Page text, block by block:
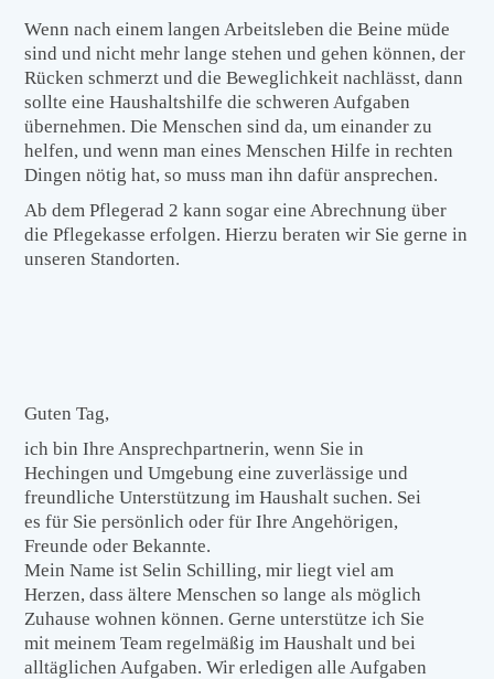
Wenn nach einem langen Arbeitsleben die Beine müde
sind und nicht mehr lange stehen und gehen können, der
Rücken schmerzt und die Beweglichkeit nachlässt, dann
sollte eine Haushaltshilfe die schweren Aufgaben
übernehmen. Die Menschen sind da, um einander zu
helfen, und wenn man eines Menschen Hilfe in rechten
Dingen nötig hat, so muss man ihn dafür ansprechen.
Ab dem Pflegerad 2 kann sogar eine Abrechnung über
die Pflegekasse erfolgen. Hierzu beraten wir Sie gerne in
unseren Standorten.
Guten Tag,
ich bin Ihre Ansprechpartnerin, wenn Sie in
Hechingen und Umgebung eine zuverlässige und
freundliche Unterstützung im Haushalt suchen. Sei
es für Sie persönlich oder für Ihre Angehörigen,
Freunde oder Bekannte.
Mein Name ist Selin Schilling, mir liegt viel am
Herzen, dass ältere Menschen so lange als möglich
Zuhause wohnen können. Gerne unterstütze ich Sie
mit meinem Team regelmäßig im Haushalt und bei
alltäglichen Aufgaben. Wir erledigen alle Aufgaben